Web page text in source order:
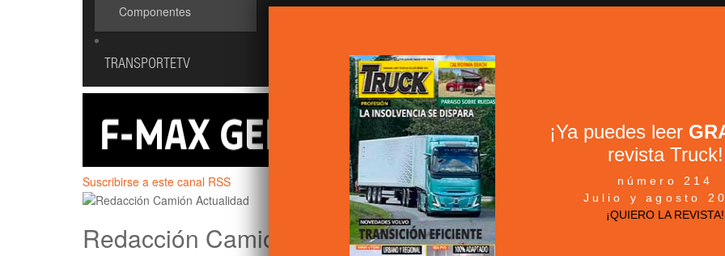
Componentes
TRANSPORTETV
Suscribirse a este canal RSS
Redacción Camión Actualidad
+ NOTICIAS...
¡Ya puedes leer
revista Truck!
número 214
Julio y agosto
¡QUIERO LA REVISTA!